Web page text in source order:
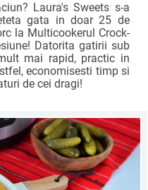
Laura's Sweets s-a
gata in doar 25 de
la Multicookerul Crock-
Datorita gatirii sub
mai rapid, practic in
economisesti timp si
de cei dragi!